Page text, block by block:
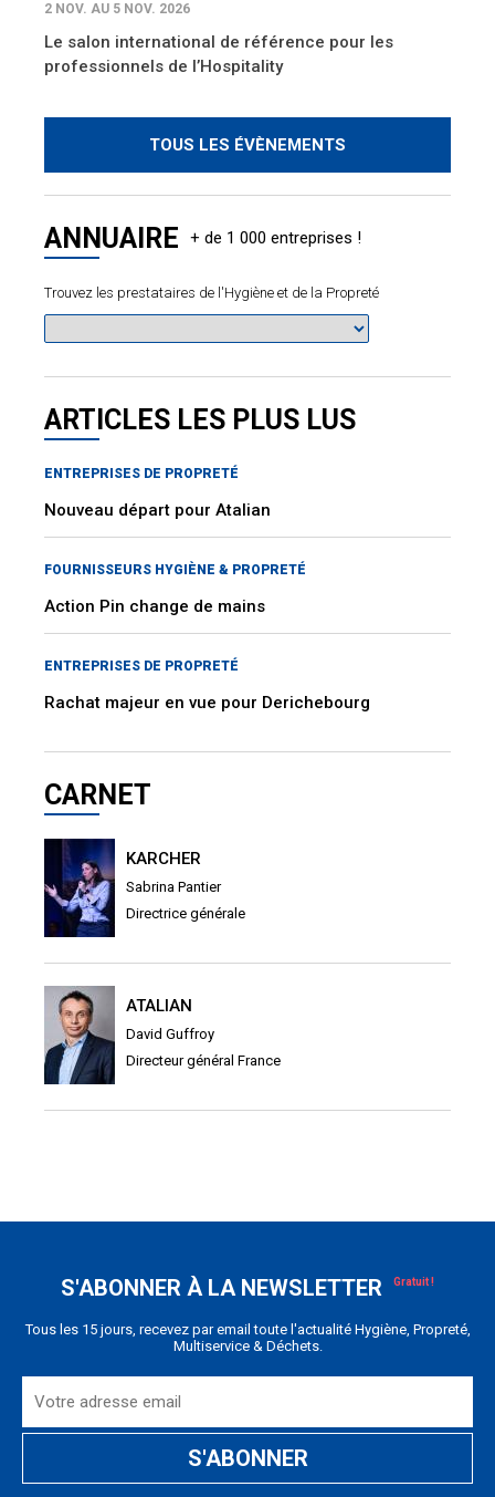
2 NOV. AU 5 NOV. 2026
Le salon international de référence pour les
professionnels de l’Hospitality
TOUS LES ÉVÈNEMENTS
ANNUAIRE
Trouvez les prestataires de l'Hygiène et de la Propreté
ARTICLES LES PLUS LUS
ENTREPRISES DE PROPRETÉ
Nouveau départ pour Atalian
FOURNISSEURS HYGIÈNE & PROPRETÉ
Action Pin change de mains
ENTREPRISES DE PROPRETÉ
Rachat majeur en vue pour Derichebourg
CARNET
KARCHER
Sabrina Pantier
Directrice générale
ATALIAN
David Guffroy
Directeur général France
S'ABONNER À LA NEWSLETTER
Tous les 15 jours, recevez par email toute l'actualité Hygiène, Propreté,
Multiservice & Déchets.